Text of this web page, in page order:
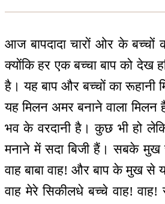
आज बापदादा चारों ओर के बच्चों
क्योंकि हर एक बच्चा बाप को देख
है। यह बाप और बच्चों का रूहानी
यह मिलन अमर बनाने वाला
भव के वरदानी है। कुछ भी हो
मनाने में सदा बिजी हैं। सबके मुख
वाह बाबा वाह! और बाप के मुख से
वाह मेरे सिकीलधे बच्चे वाह!